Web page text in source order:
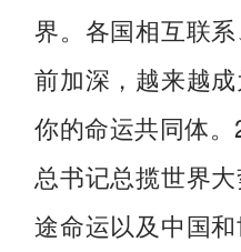
界。各国相互联
前加深，越来越
你的命运共同体
总书记总揽世界
途命运以及中国